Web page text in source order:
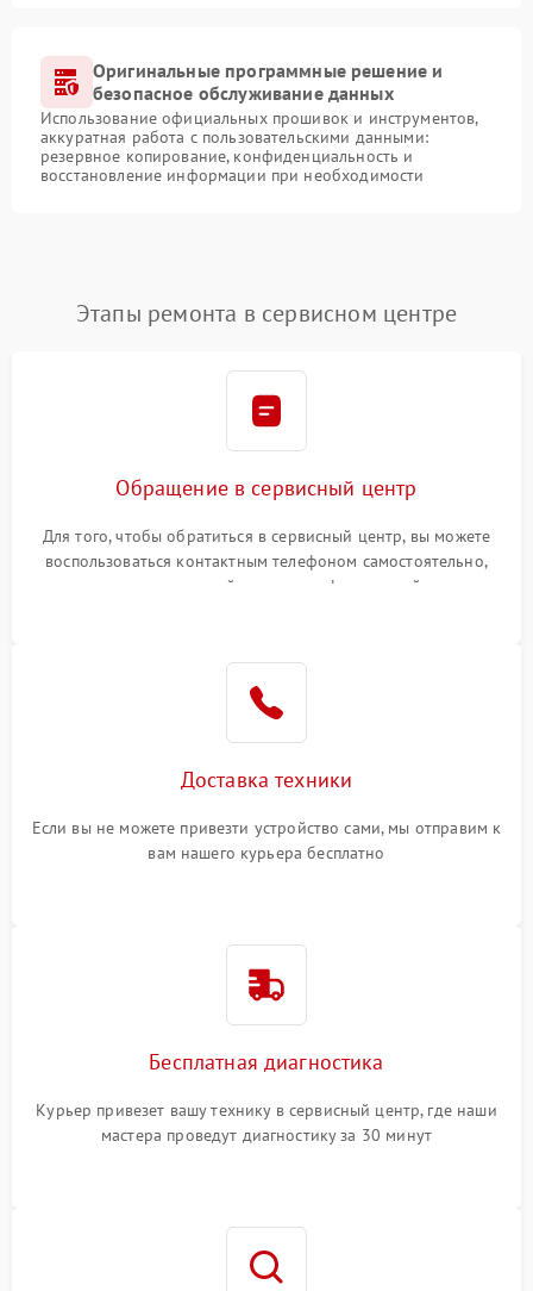
Оригинальные программные решение и
безопасное обслуживание данных
Использование официальных прошивок и инструментов,
аккуратная работа с пользовательскими данными:
резервное копирование, конфиденциальность и
восстановление информации при необходимости
Этапы ремонта в сервисном центре
Обращение в сервисный центр
Для того, чтобы обратиться в сервисный центр, вы можете
воспользоваться контактным телефоном самостоятельно,
или оставить свой номер телефона на сайте
Доставка техники
Если вы не можете привезти устройство сами, мы отправим к
вам нашего курьера бесплатно
Бесплатная диагностика
Курьер привезет вашу технику в сервисный центр, где наши
мастера проведут диагностику за 30 минут